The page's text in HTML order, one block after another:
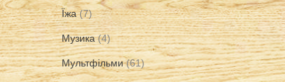
Їжа (7)
Музика (4)
Мультфільми (61)